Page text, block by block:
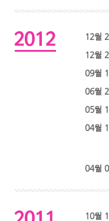
12월
12월
09월
06월
05월
04월
04월
10월